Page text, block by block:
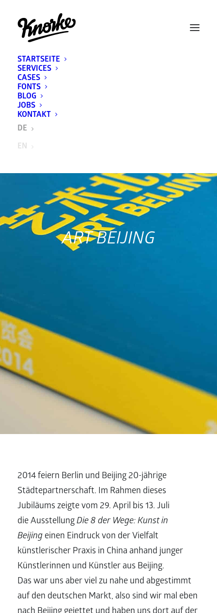
STARTSEITE
SERVICES
CASES
FONTS
BLOG
JOBS
KONTAKT
DE
EN
ART BEIJING
2014 feiern Berlin und Beijing 20-jährige
Städtepartnerschaft. Im Rahmen dieses
Jubiläums zeigte vom 29. April bis 13. Juli
die AusstellungDie 8 der Wege: Kunst in
Beijing einen Eindruck von der Vielfalt
künstlerischer Praxis in China anhand junger
Künstlerinnen und Künstler aus Beijing.
Das war uns aber viel zu nahe und abgestimmt
auf den deutschen Markt, also sind wir mal eben